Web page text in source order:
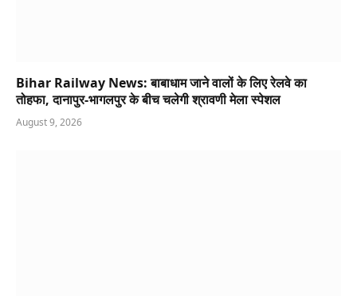
Bihar Railway News: बाबाधाम जाने वालों के लिए रेलवे का
तोहफा, दानापुर-भागलपुर के बीच चलेगी श्रावणी मेला स्पेशल
August 9, 2026